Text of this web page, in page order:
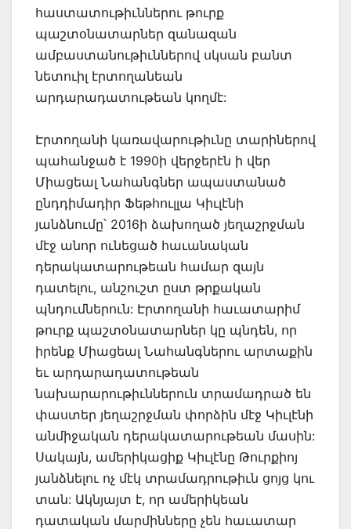
հաստատութիւններու թուրք
պաշտօնատարներ զանազան
ամբաստանութիւններով սկսան բանտ
նետուիլ էրտողանեան
արդարադատութեան կողմէ:
Էրտողանի կառավարութիւնը տարիներով
պահանջած է 1990ի վերջերէն ի վեր
Միացեալ Նահանգներ ապաստանած
ընդդիմադիր Ֆեթհուլլա Կիւլէնի
յանձնումը՝ 2016ի ձախողած յեղաշրջման
մէջ անոր ունեցած հաւանական
դերակատարութեան համար զայն
դատելու, անշուշտ ըստ թրքական
պնդումներուն: Էրտողանի հաւատարիմ
թուրք պաշտօնատարներ կը պնդեն, որ
իրենք Միացեալ Նահանգներու արտաքին
եւ արդարադատութեան
նախարարութիւններուն տրամադրած են
փաստեր յեղաշրջման փորձին մէջ Կիւլէնի
անմիջական դերակատարութեան մասին:
Սակայն, ամերիկացիք Կիւլէնը Թուրքիոյ
յանձնելու ոչ մէկ տրամադրութիւն ցոյց կու
տան: Ակնյայտ է, որ ամերիկեան
դատական մարմինները չեն հաւատար